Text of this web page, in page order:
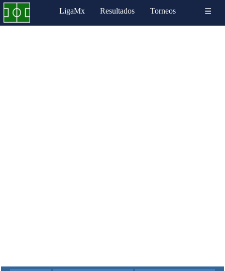
LigaMx Resultados Torneos ☰